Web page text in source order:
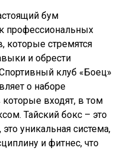
бум
профессиональных
которые стремятся
и обрести
клуб «Боец»
о наборе
входят, в том
Тайский бокс – это
уникальная система,
и фитнес, что